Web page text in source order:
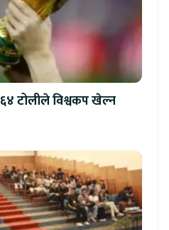
टोलीले विश्वकप खेल्न